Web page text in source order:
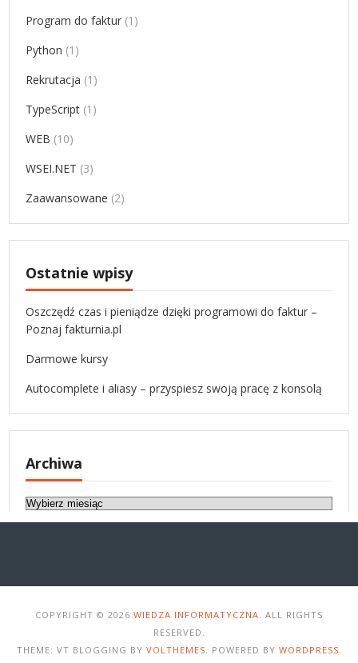
Program do faktur (1)
Python (1)
Rekrutacja (1)
TypeScript (1)
WEB (10)
WSEI.NET (3)
Zaawansowane (2)
Ostatnie wpisy
Oszczędź czas i pieniądze dzięki programowi do faktur –
Poznaj fakturnia.pl
Darmowe kursy
Autocomplete i aliasy – przyspiesz swoją pracę z konsolą
Archiwa
A
r
w
COPYRIGHT © 2026 WIEDZA INFORMATYCZNA . ALL RIGHTS
RESERVED.
THEME: VT BLOGGING BY VOLTHEMES . POWERED BY WORDPRESS